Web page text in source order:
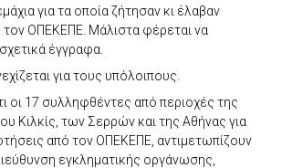
για τα οποία ζήτησαν κι έλαβαν
τον ΟΠΕΚΕΠΕ. Μάλιστα φέρεται να
έγγραφα.
για τους υπόλοιπους.
οι 17 συλληφθέντες από περιοχές της
Κιλκίς, των Σερρών και της Αθήνας για
από τον ΟΠΕΚΕΠΕ, αντιμετωπίζουν
εγκληματικής οργάνωσης,